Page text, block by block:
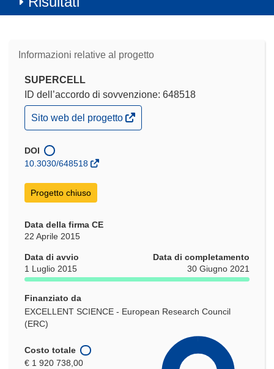
Informazioni relative al progetto
SUPERCELL
ID dell’accordo di sovvenzione: 648518
(si
apre
una
nuova
Sito web del progetto
DOI
10.3030/648518
Progetto chiuso
Data della firma CE
22 Aprile 2015
Data di avvio
1 Luglio 2015
Data di completamento
30 Giugno 2021
Finanziato da
EXCELLENT SCIENCE - European Research Council
(ERC)
Costo totale
€ 1 920 738,00